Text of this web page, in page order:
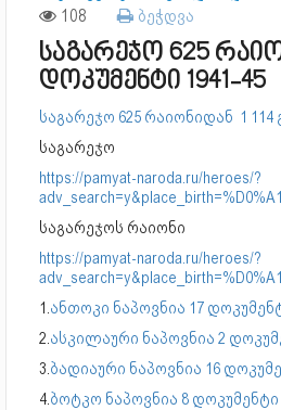
108 ბეჭდვა
საგარეჯო 625
დოკუმენტი 1941-45
საგარეჯო 625 რაიონიდან 1 114
საგარეჯო
https://pamyat-naroda.ru/heroes/?
საგარეჯოს რაიონი
https://pamyat-naroda.ru/heroes/?
1.ანთოკი ნაპოვნია 17
2.ასკილაური ნაპოვნია 2
3.ბადიაური ნაპოვნია 16
4.ბოტკო ნაპოვნია 8 დოკუმენტი